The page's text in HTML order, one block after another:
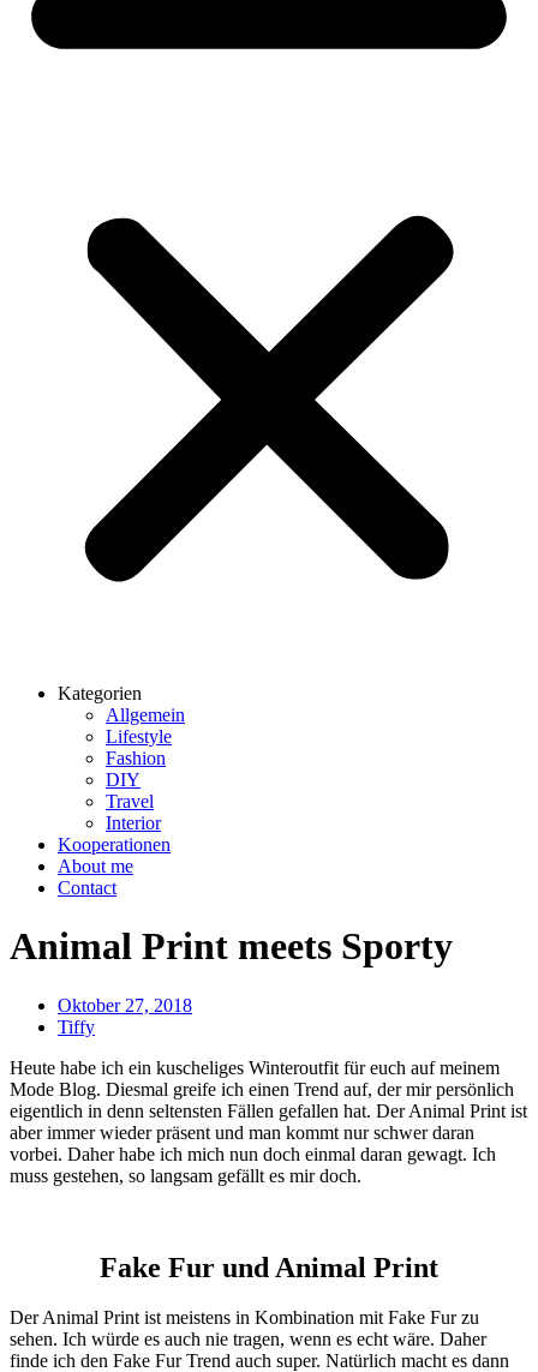
Kategorien
Allgemein
Lifestyle
Fashion
DIY
Travel
Interior
Kooperationen
About me
Contact
Animal Print meets Sporty
Oktober 27, 2018
Tiffy
Heute habe ich ein kuscheliges Winteroutfit für euch auf meinem
Mode Blog. Diesmal greife ich einen Trend auf, der mir persönlich
eigentlich in denn seltensten Fällen gefallen hat. Der Animal Print ist
aber immer wieder präsent und man kommt nur schwer daran
vorbei. Daher habe ich mich nun doch einmal daran gewagt. Ich
muss gestehen, so langsam gefällt es mir doch.
Fake Fur und Animal Print
Der Animal Print ist meistens in Kombination mit Fake Fur zu
sehen. Ich würde es auch nie tragen, wenn es echt wäre. Daher
finde ich den Fake Fur Trend auch super. Natürlich macht es dann